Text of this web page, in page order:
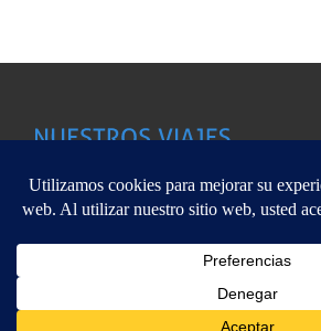
Aleecia Viajes pertenece a Viajes
Arq.Vandelvira,25.-Albacete 967 67 01 48
ALEECiA
Este sitio web utiliza cookies para que usted tenga
usuario. Si continúa navegando está dando su
de las mencionadas cookies y la aceptación de
el enlace para mayor información.